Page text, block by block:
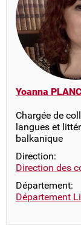
Yoanna
Chargée de
langues et
balkanique
Direction:
Direction des
Département:
Département